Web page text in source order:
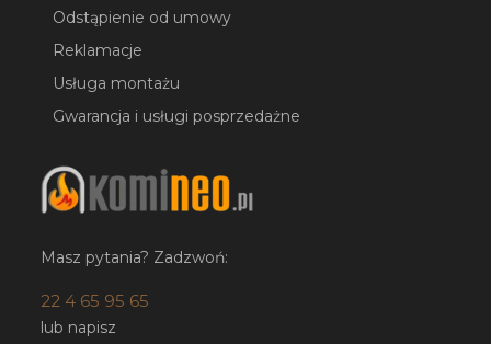
Odstąpienie od umowy
Reklamacje
Usługa montażu
Gwarancja i usługi posprzedażne
Masz pytania? Zadzwoń:
22 4 65 95 65
lub napisz